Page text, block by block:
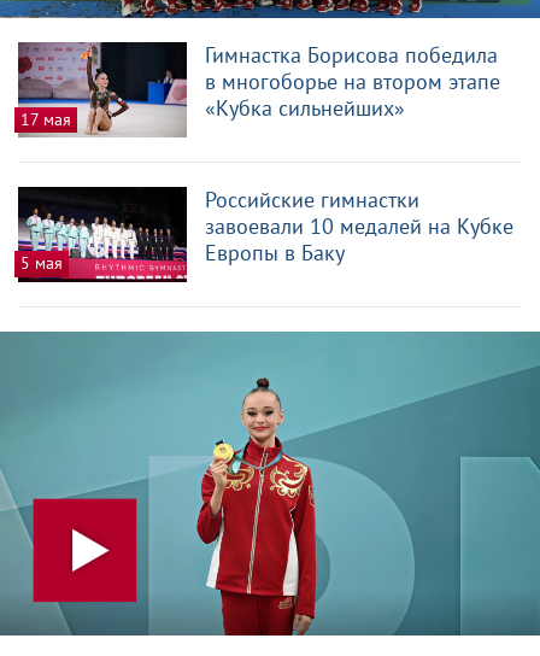
17 мая
Гимнастка Борисова победила
в многоборье на втором этапе
«Кубка сильнейших»
5 мая
Российские гимнастки
завоевали 10 медалей на Кубке
Европы в Баку